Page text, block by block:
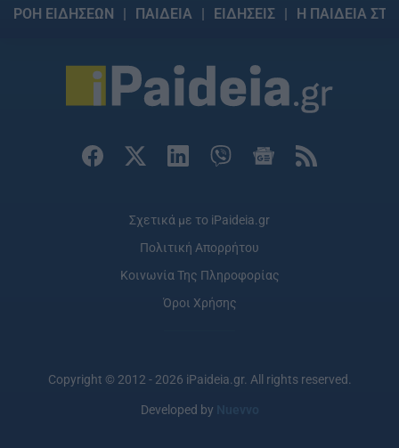
ΡΟΗ ΕΙΔΗΣΕΩΝ ΠΑΙΔΕΙΑ ΕΙΔΗΣΕΙΣ Η ΠΑΙΔΕΙΑ
Σχετικά με το iPaideia.gr
Πολιτική Απορρήτου
Κοινωνία Της Πληροφορίας
Όροι Χρήσης
Copyright © 2012 - 2026 iPaideia.gr. All rights reserved.
Developed by